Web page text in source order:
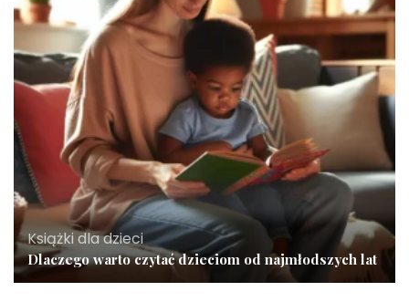
Książki dla dzieci
Dlaczego warto czytać dzieciom od najmłodszych lat